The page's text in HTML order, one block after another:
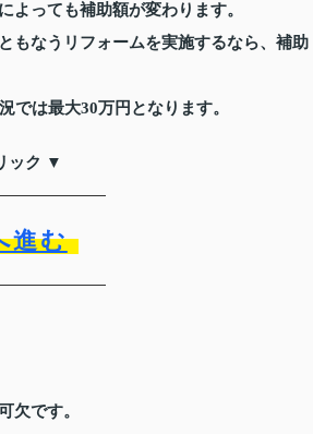
っても補助額が変わります。
もなうリフォームを実施するなら、補助
では最大30万円となります。
ック ▼
進む
欠です。